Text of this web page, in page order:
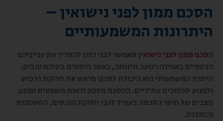
הסכם ממון לפני נישואין –
היתרונות המשמעותיים
הסכם ממון לפני נישואיןמאפשר לבני הזוג להסדיר את ענייניהם
הכספיים באווירה רגועה ונינוחה, כאשר היחסים ביניהם טובים.
היתרון המשמעותי הוא היכולת לתכנן מראש את חלוקת הרכוש
ולמנוע סכסוכים עתידיים. ההסכם מספק ודאות משפטית ומונע
מצבים של חוסר הסכמה בעתיד לגבי חלוקת הנכסים, החסכונות
והחובות.